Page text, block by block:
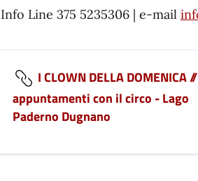
Info Line 375 5235306 | e-mail
I CLOWN DELLA DOMENICA //
appuntamenti con il circo - Lago
Paderno Dugnano